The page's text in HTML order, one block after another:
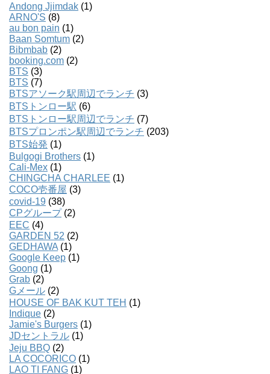
Andong Jjimdak (1)
ARNO'S (8)
au bon pain (1)
Baan Somtum (2)
Bibmbab (2)
booking.com (2)
BTS (3)
BTS (7)
BTSアソーク駅周辺でランチ (3)
BTSトンロー駅 (6)
BTSトンロー駅周辺でランチ (7)
BTSプロンポン駅周辺でランチ (203)
BTS始発 (1)
Bulgogi Brothers (1)
Cali-Mex (1)
CHINGCHA CHARLEE (1)
COCO壱番屋 (3)
covid-19 (38)
CPグループ(2)
EEC (4)
GARDEN 52 (2)
GEDHAWA (1)
Google Keep (1)
Goong (1)
Grab (2)
Gメール (2)
HOUSE OF BAK KUT TEH (1)
Indique (2)
Jamie's Burgers (1)
JDセントラル (1)
Jeju BBQ (2)
LA COCORICO (1)
LAO TI FANG (1)